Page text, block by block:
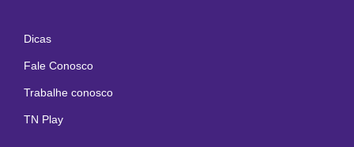
Dicas
Fale Conosco
Trabalhe conosco
TN Play